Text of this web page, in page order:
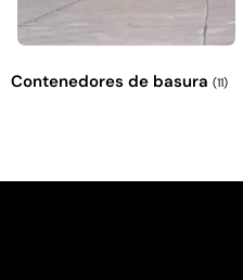
Contenedores de basura (11)